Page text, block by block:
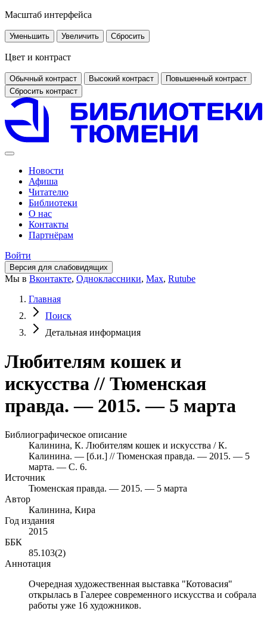
Масштаб интерфейса
Уменьшить Увеличить Сбросить
Цвет и контраст
Обычный контраст Высокий контраст
Повышенный контраст
Сбросить контраст
Новости
Афиша
Читателю
Библиотеки
О нас
Контакты
Партнёрам
Войти
Версия для слабовидящих
Мы в Вконтакте, Одноклассники, Max, Rutube
Главная
Поиск
Детальная информация
Любителям кошек и
искусства // Тюменская
правда. — 2015. — 5 марта
Библиографическое описание
Калинина, К. Любителям кошек и искусства / К.
Калинина. — [б.и.] // Тюменская правда. — 2015. — 5
марта. — С. 6.
Источник
Тюменская правда. — 2015. — 5 марта
Автор
Калинина, Кира
Год издания
2015
ББК
85.103(2)
Аннотация
Очередная художественная выставка "Котовасия"
открылась в Галерее современного искусства и собрала
работы уже 16 художников.